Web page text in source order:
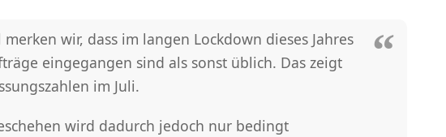
wir, dass im langen Lockdown dieses Jahres
eingegangen sind als sonst üblich. Das zeigt
im Juli.
wird dadurch jedoch nur bedingt